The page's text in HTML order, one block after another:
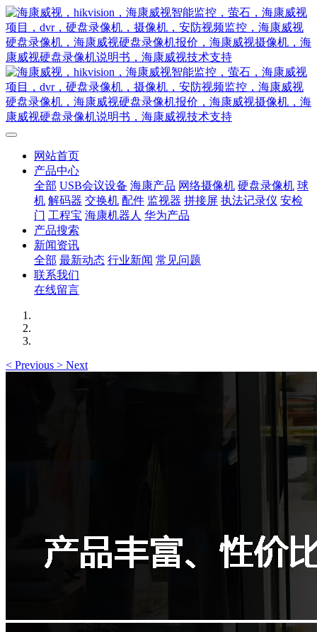
网站首页
产品中心
全部 USB会议设备 海康产品 网络摄像机 硬盘录像机 球
机 解码器 交换机 配件 监视器 拼接屏 执法记录仪 安检
门 工程宝 海康机器人 华为产品
产品搜索
新闻资讯
全部 最新动态 行业新闻 常见问题
联系我们
在线留言
< Previous > Next